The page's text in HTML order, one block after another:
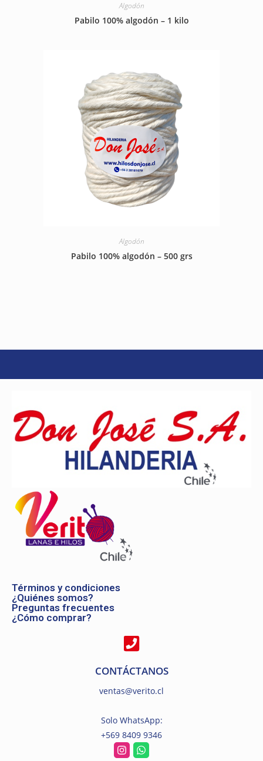
Algodón
Pabilo 100% algodón – 1 kilo
Algodón
Pabilo 100% algodón – 500 grs
Términos y condiciones
¿Quiénes somos?
Preguntas frecuentes
¿Cómo comprar?
CONTÁCTANOS
ventas@verito.cl
Solo WhatsApp:
+569 8409 9346